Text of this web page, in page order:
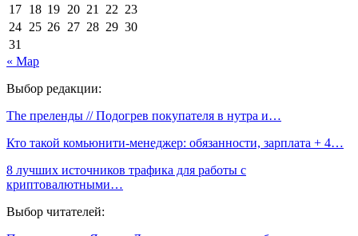
17 18 19 20 21 22 23
24 25 26 27 28 29 30
31
« Мар
Выбор редакции:
The преленды // Подогрев покупателя в нутра и…
Кто такой комьюнити-менеджер: обязанности, зарплата + 4…
8 лучших источников трафика для работы с
криптовалютными…
Выбор читателей: